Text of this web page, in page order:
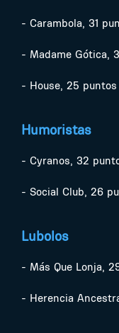
- Carambola, 31
- Madame Gótica,
- House, 25 puntos
Humoristas
- Cyranos, 32
- Social Club, 26
Lubolos
- Más Que Lonja,
- Herencia